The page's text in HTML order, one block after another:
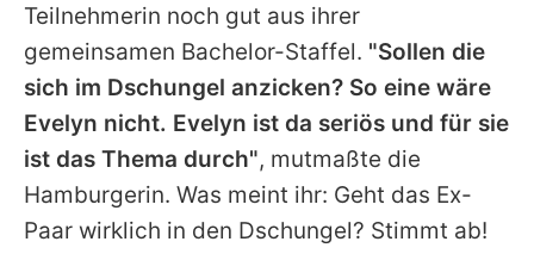
Teilnehmerin noch gut aus ihrer
gemeinsamen Bachelor-Staffel. "Sollen die
sich im Dschungel anzicken? So eine wäre
Evelyn nicht. Evelyn ist da seriös und für sie
ist das Thema durch", mutmaßte die
Hamburgerin. Was meint ihr: Geht das Ex-
Paar wirklich in den Dschungel? Stimmt ab!